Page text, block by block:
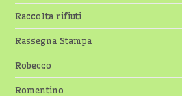
Raccolta rifiuti
Rassegna Stampa
Robecco
Romentino